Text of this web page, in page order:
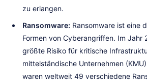
zu erlangen.
Ransomware: Ransomware ist eine
Formen von Cyberangriffen. Im Jahr
größte Risiko für kritische
mittelständische Unternehmen
waren weltweit 49 verschiedene